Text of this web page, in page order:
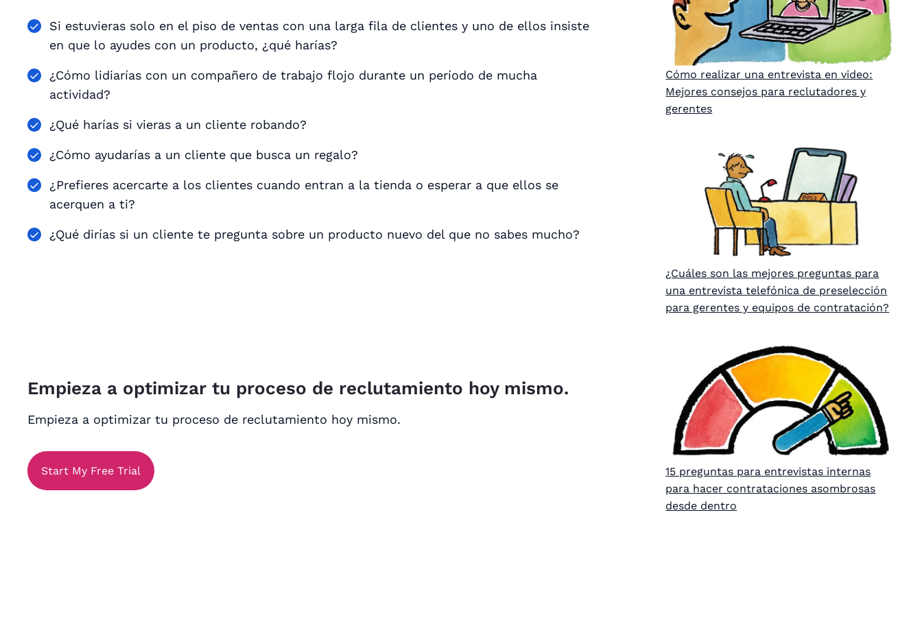
Si estuvieras solo en el piso de ventas con una larga fila de clientes y uno de ellos insiste
en que lo ayudes con un producto, ¿qué harías?
¿Cómo lidiarías con un compañero de trabajo flojo durante un período de mucha
actividad?
¿Qué harías si vieras a un cliente robando?
¿Cómo ayudarías a un cliente que busca un regalo?
¿Prefieres acercarte a los clientes cuando entran a la tienda o esperar a que ellos se
acerquen a ti?
¿Qué dirías si un cliente te pregunta sobre un producto nuevo del que no sabes mucho?
Cómo realizar una entrevista en video:
Mejores consejos para reclutadores y
gerentes
¿Cuáles son las mejores preguntas para
una entrevista telefónica de preselección
para gerentes y equipos de contratación?
15 preguntas para entrevistas internas
para hacer contrataciones asombrosas
desde dentro
Empieza a optimizar tu proceso de reclutamiento hoy mismo.
Empieza a optimizar tu proceso de reclutamiento hoy mismo.
Start My Free Trial